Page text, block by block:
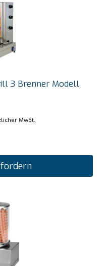
3 Brenner Modell
MwSt.